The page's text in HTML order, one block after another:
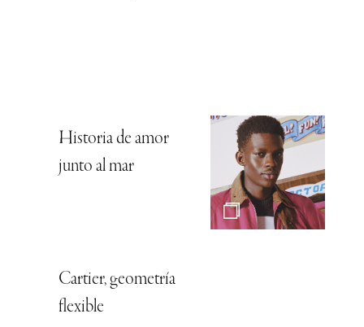
Historia de amor
junto al mar
Cartier, geometría
flexible